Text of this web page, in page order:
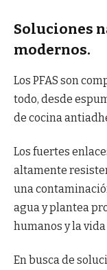
Soluciones
modernos.
Los PFAS son
todo, desde
de cocina
Los fuertes
altamente
una
agua y plantea
humanos y la
En busca de